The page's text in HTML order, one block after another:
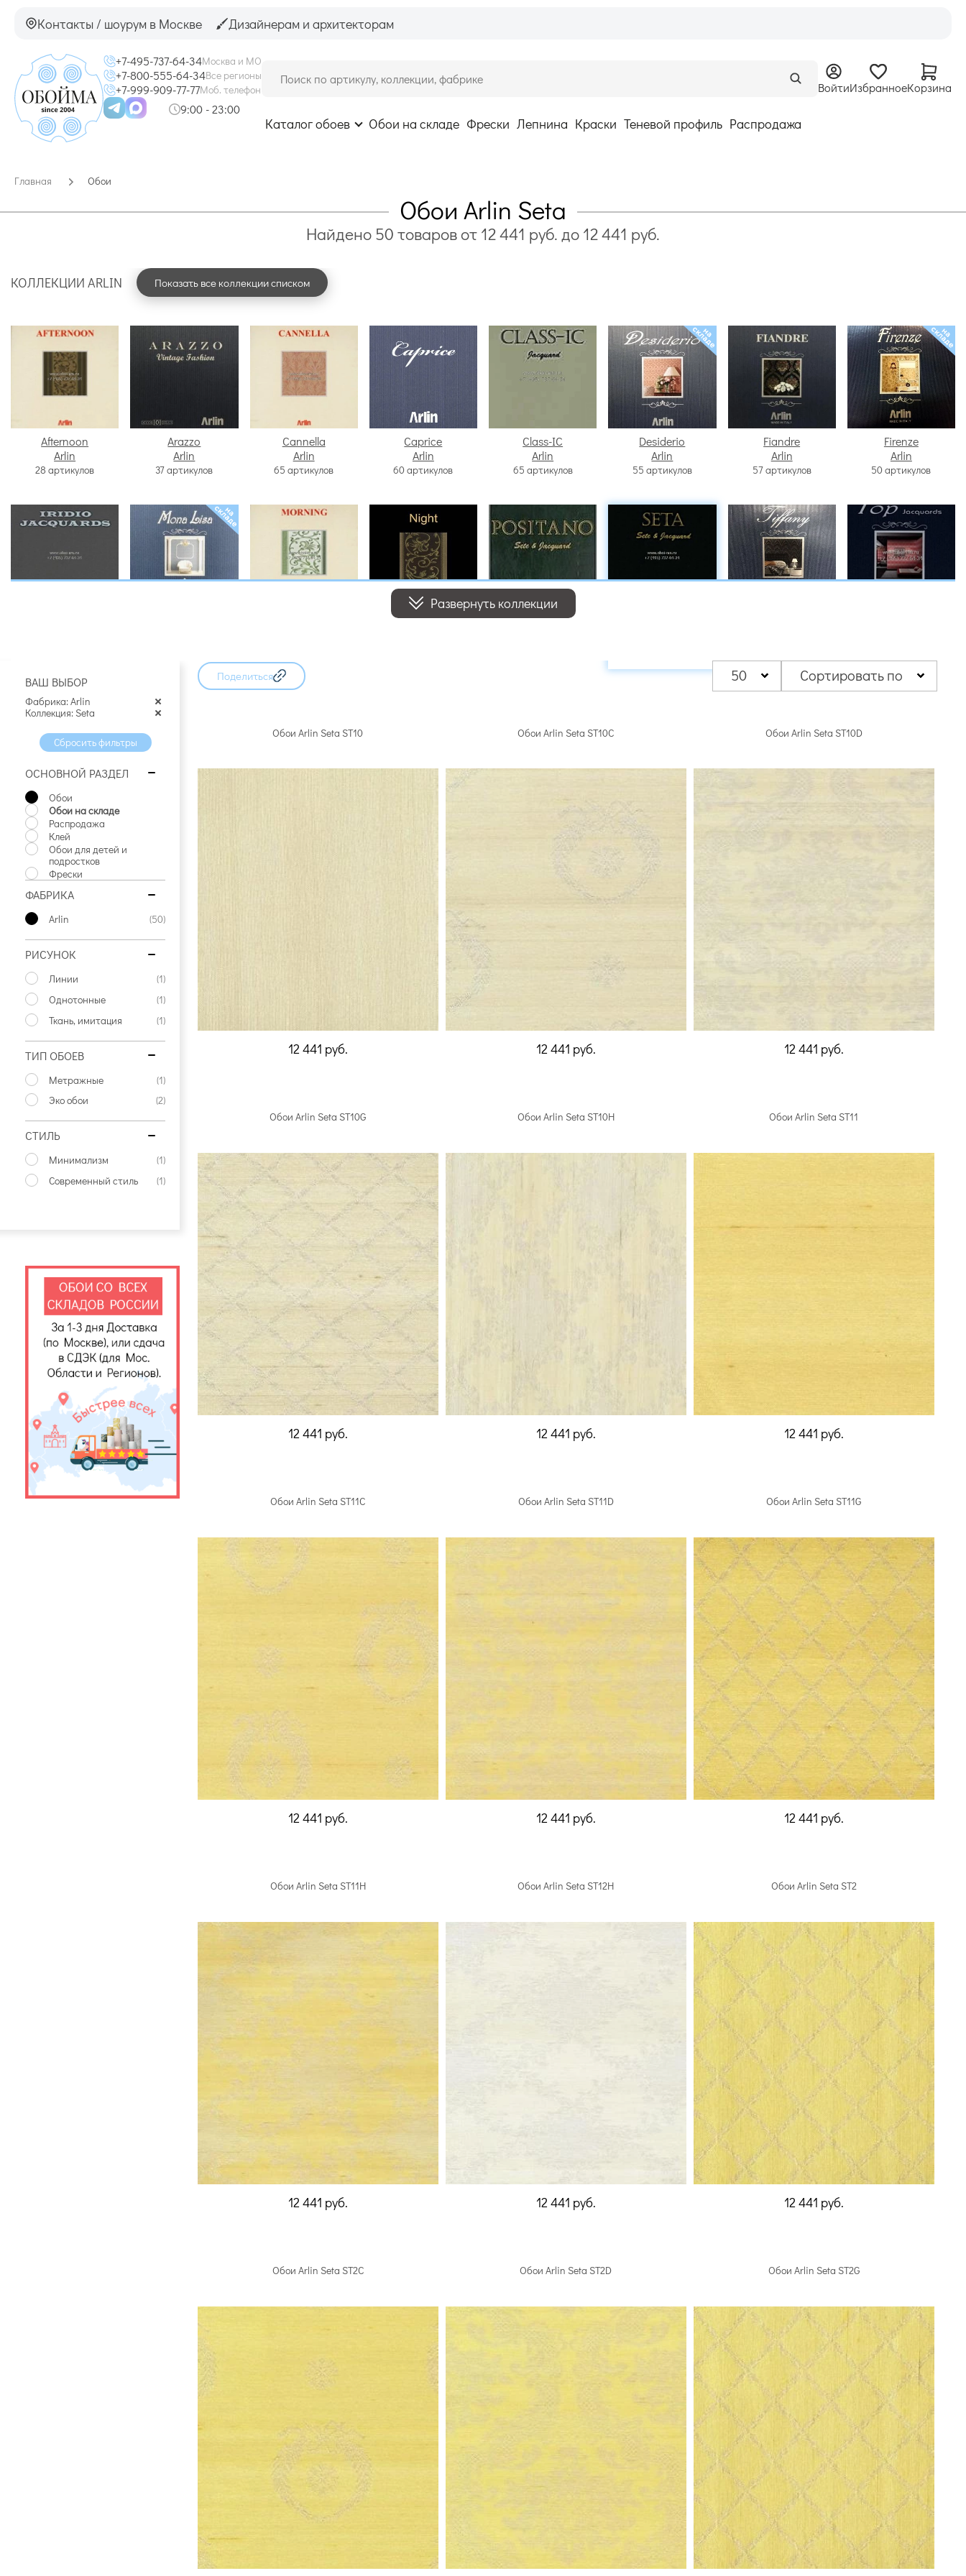
Контакты / шоурум в Москве Дизайнерам и архитекторам
+7-495-737-64-34Москва и МО
+7-800-555-64-34Все регионы
+7-999-909-77-77Моб. телефон
9:00 - 23:00
ВойтиИзбранноеКорзина
Каталог обоев Обои на складе Фрески Лепнина Краски Теневой профиль Распродажа
Главная Обои
Обои Arlin Seta
Найдено 50 товаровот 12 441 руб. до 12 441 руб.
КОЛЛЕКЦИИ ARLIN Показать все коллекции списком
Afternoon
Arlin
28 артикулов
Arazzo
Arlin
37 артикулов
Cannella
Arlin
65 артикулов
Caprice
Arlin
60 артикулов
Class-IC
Arlin
65 артикулов
Desiderio
Arlin
55 артикулов
Fiandre
Arlin
57 артикулов
Firenze
Arlin
50 артикулов
Night
Positano
Развернуть коллекции
ВАШ ВЫБОР
Фабрика: Arlin
Коллекция: Seta
Сбросить фильтры
ОСНОВНОЙ РАЗДЕЛ
Обои
Обои на складе
Распродажа
Клей
Обои для детей и
подростков
Фрески
ФАБРИКА
Arlin (50)
РИСУНОК
Линии
(1)
Однотонные
(1)
Ткань, имитация
(1)
ТИП ОБОЕВ
Метражные
(1)
Эко обои
(2)
СТИЛЬ
Минимализм
(1)
Современный стиль
(1)
Поделиться 50 Сортировать по
Обои Arlin Seta ST10
12 441 руб.
Обои Arlin Seta ST10C
12 441 руб.
Обои Arlin Seta ST10D
12 441 руб.
Обои Arlin Seta ST10G
12 441 руб.
Обои Arlin Seta ST10H
12 441 руб.
Обои Arlin Seta ST11
12 441 руб.
Обои Arlin Seta ST11C
12 441 руб.
Обои Arlin Seta ST11D
12 441 руб.
Обои Arlin Seta ST11G
12 441 руб.
Обои Arlin Seta ST11H
12 441 руб.
Обои Arlin Seta ST12H
12 441 руб.
Обои Arlin Seta ST2
12 441 руб.
Обои Arlin Seta ST2C Обои Arlin Seta ST2D Обои Arlin Seta ST2G